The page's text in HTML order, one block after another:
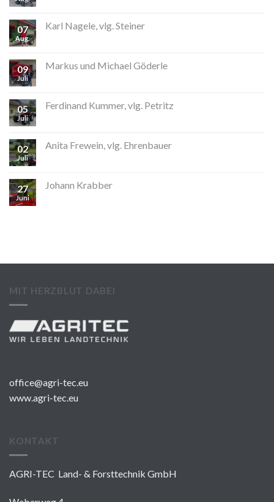
07
Aug.
Karl Nagele, vlg. Steiner
09
Juli
Markus und Michael Göderle
05
Juli
Ferdinand Kummer, vlg. Petritz
02
Juli
Anita Frewein, vlg. Ehrenbauer
27
Juni
Johann Krabber
MIT HERZBLUT DABEI
office@agri-tec.eu
www.agri-tec.eu
KONTAKT
AGRI-TEC Land- & Forsttechnik GmbH